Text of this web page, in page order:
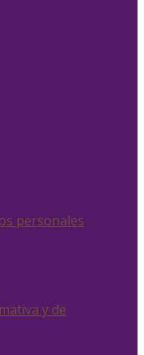
personales
y de